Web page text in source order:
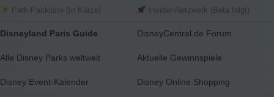
Park-Packliste (In Kürze)
Disneyland Paris Guide
Alle Disney Parks weltweit
Disney Event-Kalender
Insider-Netzwerk (Beta folgt)
DisneyCentral.de Forum
Aktuelle Gewinnspiele
Disney Online Shopping